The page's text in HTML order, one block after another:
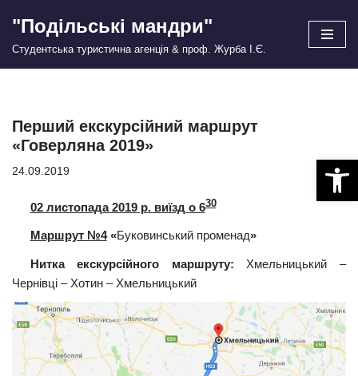
Перейти
"Подільські мандри"
Студентська туристична агенція & проф. Журба І.Є.
Перший екскурсійний маршрут
«Говерляна 2019»
24.09.2019
02 листопада 2019 р. виїзд о 630
Маршрут №4«Буковинський променад»
Нитка екскурсійного маршруту: Хмельницький –
Чернівці – Хотин – Хмельницький